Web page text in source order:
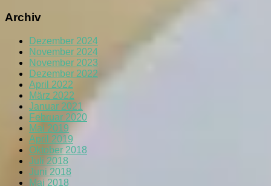
Archiv
Dezember 2024
November 2024
November 2023
Dezember 2022
April 2022
März 2022
Januar 2021
Februar 2020
Mai 2019
April 2019
Oktober 2018
Juli 2018
Juni 2018
Mai 2018